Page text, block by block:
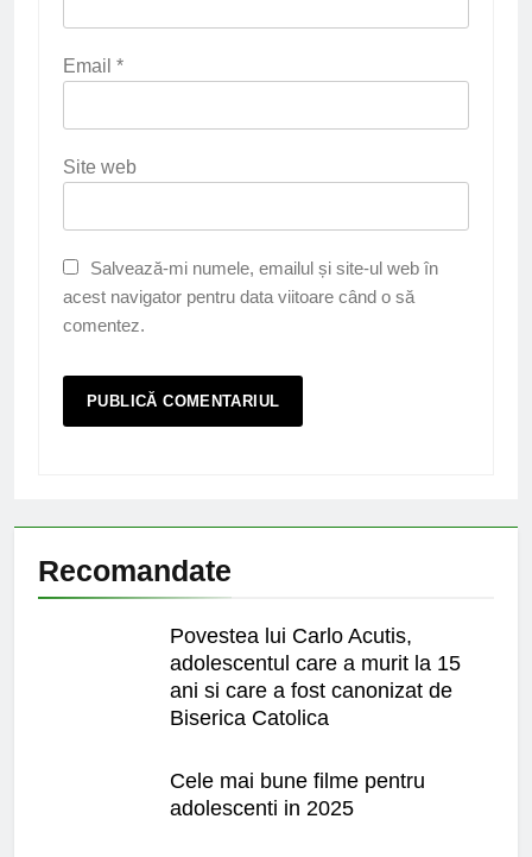
Email *
Site web
Salvează-mi numele, emailul și site-ul web în
acest navigator pentru data viitoare când o să
comentez.
Recomandate
Povestea lui Carlo Acutis,
adolescentul care a murit la 15
ani si care a fost canonizat de
Biserica Catolica
Cele mai bune filme pentru
adolescenti in 2025